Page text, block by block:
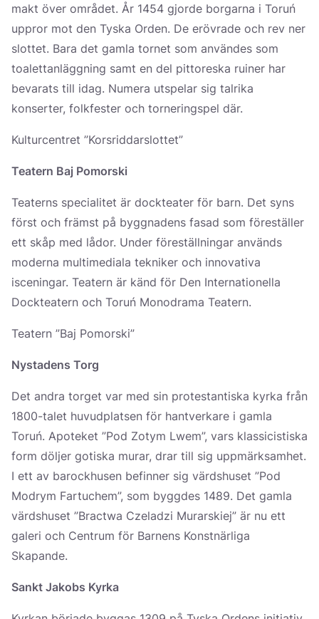
makt över området. År 1454 gjorde borgarna i Toruń
uppror mot den Tyska Orden. De erövrade och rev ner
slottet. Bara det gamla tornet som användes som
toalettanläggning samt en del pittoreska ruiner har
bevarats till idag. Numera utspelar sig talrika
konserter, folkfester och torneringspel där.
Kulturcentret ”Korsriddarslottet”
Teatern Baj Pomorski
Teaterns specialitet är dockteater för barn. Det syns
först och främst på byggnadens fasad som föreställer
ett skåp med lådor. Under föreställningar används
moderna multimediala tekniker och innovativa
isceningar. Teatern är känd för Den Internationella
Dockteatern och Toruń Monodrama Teatern.
Teatern ”Baj Pomorski”
Nystadens Torg
Det andra torget var med sin protestantiska kyrka från
1800-talet huvudplatsen för hantverkare i gamla
Toruń. Apoteket ”Pod Zotym Lwem”, vars klassicistiska
form döljer gotiska murar, drar till sig uppmärksamhet.
I ett av barockhusen befinner sig värdshuset ”Pod
Modrym Fartuchem”, som byggdes 1489. Det gamla
värdshuset ”Bractwa Czeladzi Murarskiej” är nu ett
galeri och Centrum för Barnens Konstnärliga
Skapande.
Sankt Jakobs Kyrka